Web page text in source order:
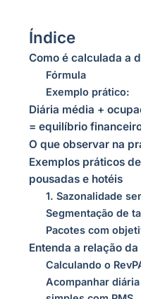
Índice
Como é calculada a
Fórmula
Exemplo prático:
Diária média +
= equilíbrio
O que observar na
Exemplos práticos
pousadas e hotéis
1. Sazonalidade
Segmentação de
Pacotes com
Entenda a relação
Calculando o
Acompanhar